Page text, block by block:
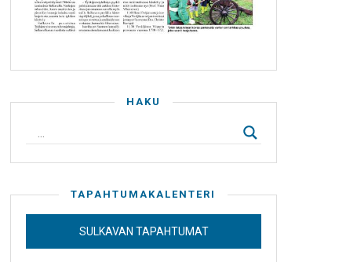
HAKU
TAPAHTUMAKALENTERI
SULKAVAN TAPAHTUMAT